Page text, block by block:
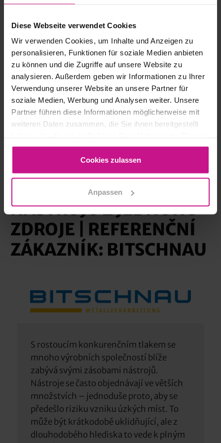
Diese Webseite verwendet Cookies
Wir verwenden Cookies, um Inhalte und Anzeigen zu
personalisieren, Funktionen für soziale Medien anbieten
zu können und die Zugriffe auf unsere Website zu
analysieren. Außerdem geben wir Informationen zu Ihrer
Verwendung unserer Website an unsere Partner für
soziale Medien, Werbung und Analysen weiter. Unsere
Partner führen diese Informationen möglicherweise mit
weiteren Daten zusammen, die Sie ihnen bereitgestellt
gesammelt haben.
Cookies zulassen
Anpassen
PRAKTICKÁ
ORGANIZACE
NÁSTROJŮ Z JEDNOHO
ZDROJE | REFERENČNÍ
ZÁKAZNÍK: BITSCHNAU
S rostoucím konkurenčním tlakem se
mnoho výrobních společností blíže
zabývá svými zásobami nástrojů.
Nástroje se často objednávají ve větších
množstvích – jednoduše proto, aby se
předešlo riziku vzniku úzkých míst. To
může být krátkodobě uklidňující, ale z
dlouhodobého hlediska to vede k plným